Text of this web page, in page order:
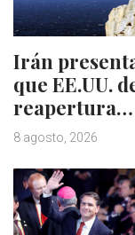
Irán
que EE.UU.
reapertura…
8 agosto, 2026